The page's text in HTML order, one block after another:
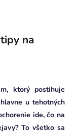
na
ktorý postihuje
u tehotných
ide, čo na
To všetko sa